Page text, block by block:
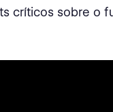
críticos sobre o